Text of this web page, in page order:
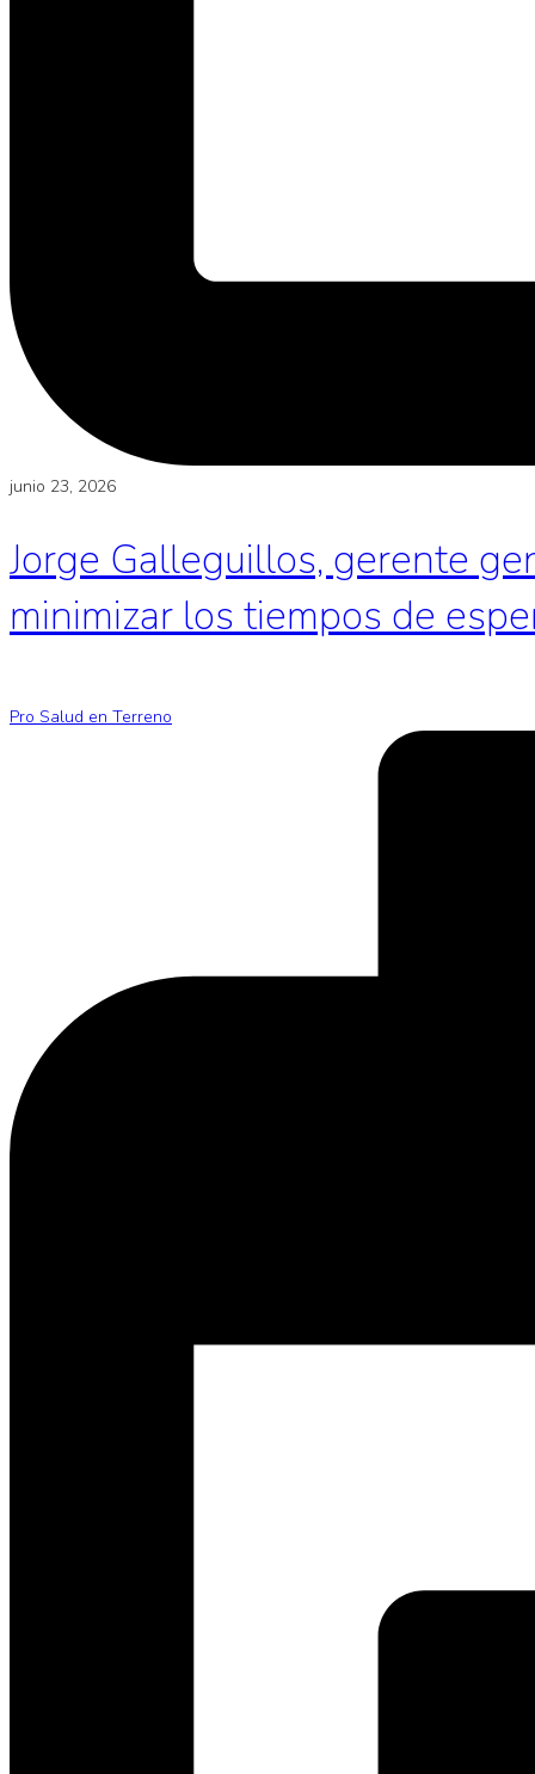
junio 23, 2026
Jorge Galleguillos, gerente
minimizar los tiempos de
Pro Salud en Terreno